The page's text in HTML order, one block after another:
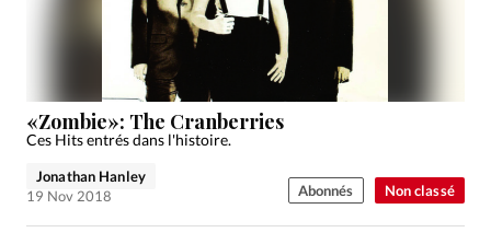
Non classé
«Zombie»: The Cranberries
Ces Hits entrés dans l'histoire.
Jonathan Hanley
19 Nov 2018
Abonnés